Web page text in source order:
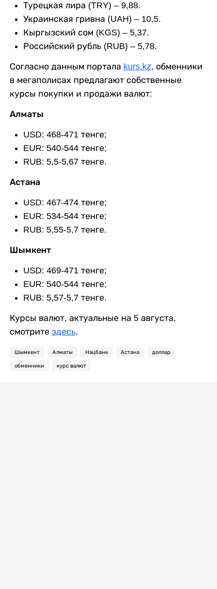
Турецкая лира (TRY) – 9,88.
Украинская гривна (UAH) – 10,5.
Кыргызский сом (KGS) – 5,37.
Российский рубль (RUB) – 5,78.
Согласно данным портала kurs.kz, обменники
в мегаполисах предлагают собственные
курсы покупки и продажи валют:
Алматы
USD: 468-471 тенге;
EUR: 540-544 тенге;
RUB: 5,5-5,67 тенге.
Астана
USD: 467-474 тенге;
EUR: 534-544 тенге;
RUB: 5,55-5,7 тенге.
Шымкент
USD: 469-471 тенге;
EUR: 540-544 тенге;
RUB: 5,57-5,7 тенге.
Курсы валют, актуальные на 5 августа,
смотрите здесь.
Шымкент Алматы Нацбанк Астана доллар
обменники курс валют